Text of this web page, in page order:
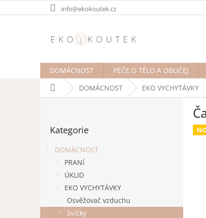
na
info@ekokoutek.cz
DOMÁCNOST PÉČE O TĚLO A OBLIČEJ
Domů DOMÁCNOST EKO VYCHYTÁVKY
a
kategorie
Kategorie
DOMÁCNOST
PRANÍ
ÚKLID
EKO VYCHYTÁVKY
Osvěžovač vzduchu
Svíčky